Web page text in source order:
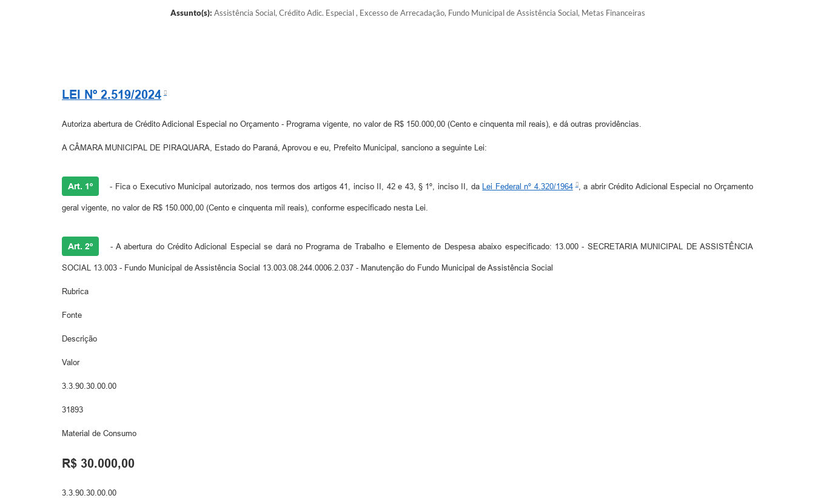
Assunto(s): Assistência Social, Crédito Adic. Especial , Excesso de Arrecadação, Fundo Municipal de Assistência Social, Metas Financeiras
LEI Nº 2.519/2024
Autoriza abertura de Crédito Adicional Especial no Orçamento - Programa vigente, no valor de R$ 150.000,00 (Cento e cinquenta mil reais), e dá outras providências.
A CÂMARA MUNICIPAL DE PIRAQUARA, Estado do Paraná, Aprovou e eu, Prefeito Municipal, sanciono a seguinte Lei:
Art. 1º - Fica o Executivo Municipal autorizado, nos termos dos artigos 41, inciso II, 42 e 43, § 1º, inciso II, da Lei Federal nº 4.320/1964 , a abrir Crédito Adicional Especial no Orçamento
geral vigente, no valor de R$ 150.000,00 (Cento e cinquenta mil reais), conforme especificado nesta Lei.
Art. 2º - A abertura do Crédito Adicional Especial se dará no Programa de Trabalho e Elemento de Despesa abaixo especificado: 13.000 - SECRETARIA MUNICIPAL DE ASSISTÊNCIA
SOCIAL 13.003 - Fundo Municipal de Assistência Social 13.003.08.244.0006.2.037 - Manutenção do Fundo Municipal de Assistência Social
Rubrica
Fonte
Descrição
Valor
3.3.90.30.00.00
31893
Material de Consumo
R$ 30.000,00
3.3.90.30.00.00